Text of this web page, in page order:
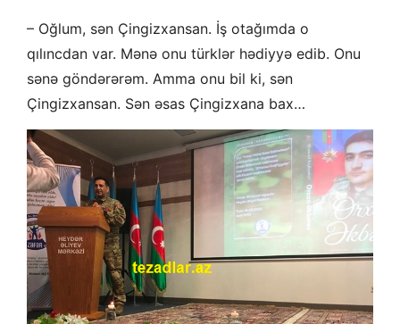
– Oğlum, sən Çingizxansan. İş otağımda o
qılıncdan var. Mənə onu türklər hədiyyə edib. Onu
sənə göndərərəm. Amma onu bil ki, sən
Çingizxansan. Sən əsas Çingizxana bax…